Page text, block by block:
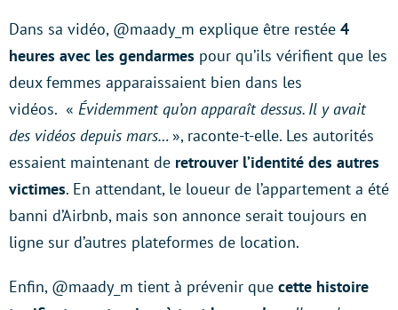
Dans sa vidéo, @maady_m explique être restée 4
heures avec les gendarmes pour qu’ils vérifient que les
deux femmes apparaissaient bien dans les
vidéos. « Évidemment qu’on apparaît dessus. Il y avait
des vidéos depuis mars… », raconte-t-elle. Les autorités
essaient maintenant de retrouver l’identité des autres
victimes. En attendant, le loueur de l’appartement a été
banni d’Airbnb, mais son annonce serait toujours en
ligne sur d’autres plateformes de location.
Enfin, @maady_m tient à prévenir que cette histoire